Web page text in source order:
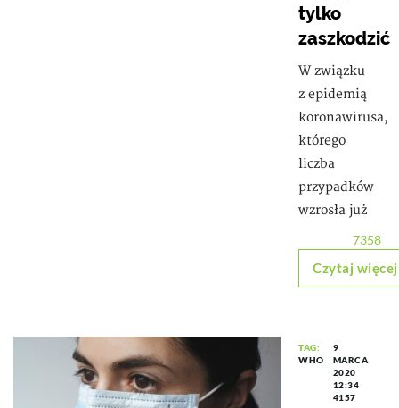
tylko
zaszkodzić
W związku
z epidemią
koronawirusa,
którego
liczba
przypadków
wzrosła już
7358
Czytaj więcej
TAG:
WHO
9
MARCA
2020
12:34
4157